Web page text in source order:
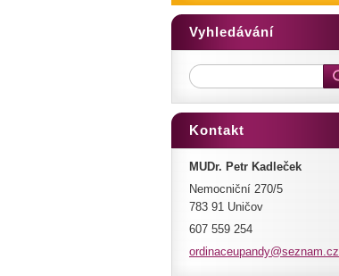
Vyhledávání
Kontakt
MUDr. Petr Kadleček
Nemocniční 270/5
783 91 Uničov
607 559 254
ordinaceupandy@seznam.cz